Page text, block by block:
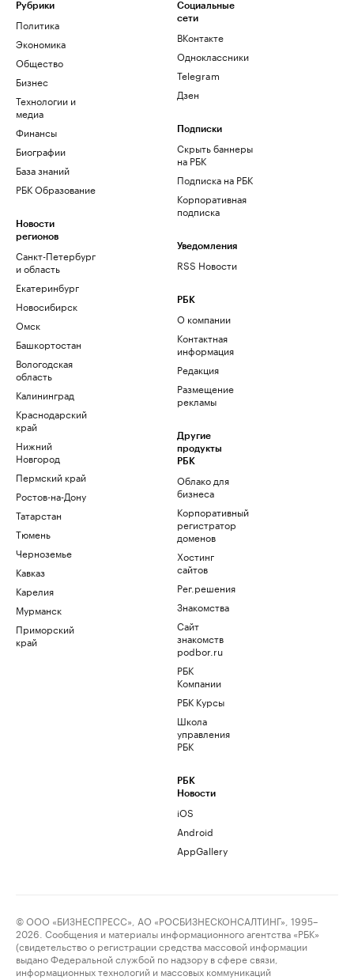
Рубрики
Политика
Экономика
Общество
Бизнес
Технологии и
медиа
Финансы
Биографии
База знаний
РБК Образование
Новости
регионов
Санкт-Петербург
и область
Екатеринбург
Новосибирск
Омск
Башкортостан
Вологодская
область
Калининград
Краснодарский
край
Нижний
Новгород
Пермский край
Ростов-на-Дону
Татарстан
Тюмень
Черноземье
Кавказ
Карелия
Мурманск
Приморский
край
Социальные
сети
ВКонтакте
Одноклассники
Telegram
Дзен
Подписки
Скрыть баннеры
на РБК
Подписка на РБК
Корпоративная
подписка
Уведомления
RSS Новости
РБК
О компании
Контактная
информация
Редакция
Размещение
рекламы
Другие
продукты
РБК
Облако для
бизнеса
Корпоративный
регистратор
доменов
Хостинг
сайтов
Рег.решения
Знакомства
Сайт
знакомств
podbor.ru
РБК
Компании
РБК Курсы
Школа
управления
РБК
РБК
Новости
iOS
Android
AppGallery
© ООО «БИЗНЕСПРЕСС», АО «РОСБИЗНЕСКОНСАЛТИНГ», 1995–
2026. Сообщения и материалы информационного агентства «РБК»
(свидетельство о регистрации средства массовой информации
выдано Федеральной службой по надзору в сфере связи,
информационных технологий и массовых коммуникаций